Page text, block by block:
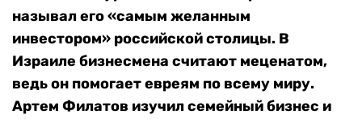
называл его «самым желанным
инвестором» российской столицы. В
Израиле бизнесмена считают меценатом,
ведь он помогает евреям по всему миру.
Артем Филатов изучил семейный бизнес и